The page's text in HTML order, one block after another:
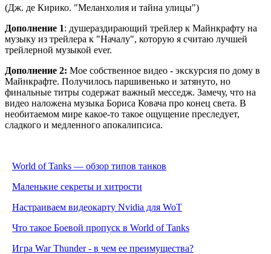
(Дж. де Кирико. "Меланхолия и тайна улицы")
Дополнение 1: душераздирающий трейлер к Майнкрафту на
музыку из трейлера к "Началу", которую я считаю лучшей
трейлерной музыкой ever.
Дополнение 2: Мое собственное видео - экскурсия по дому в
Майнкрафте. Получилось паршивенько и затянуто, но
финальные титры содержат важный месседж. Замечу, что на
видео наложена музыка Бориса Ковача про конец света. В
необитаемом мире какое-то такое ощущение преследует,
сладкого и медленного апокалипсиса.
World of Tanks — обзор типов танков
Маленькие секреты и хитрости
Настраиваем видеокарту Nvidia для WoT
Что такое Боевой пропуск в World of Tanks
Игра War Thunder - в чем ее преимущества?